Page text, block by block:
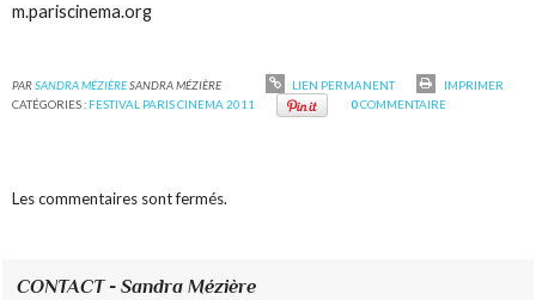
m.pariscinema.org
PARSANDRA MÉZIÈRESANDRA MÉZIÈRE LIEN PERMANENT
IMPRIMER
CATÉGORIES : FESTIVAL PARIS CINEMA 2011 0COMMENTAIRE
Les commentaires sont fermés.
CONTACT - Sandra Mézière